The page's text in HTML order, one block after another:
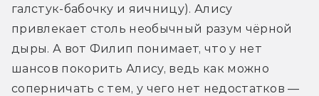
галстук-бабочку и яичницу). Алису
привлекает столь необычный разум чёрной
дыры. А вот Филип понимает, что у нет
шансов покорить Алису, ведь как можно
соперничать с тем, у чего нет недостатков —